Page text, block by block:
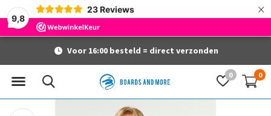
9,8
23 Reviews ×
0 0
Voor 16:00 besteld = direct verzonden